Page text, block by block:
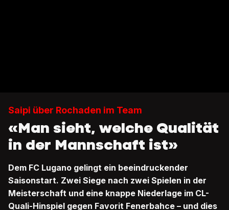
Saipi über Rochaden im Team
«Man sieht, welche Qualität
in der Mannschaft ist»
Dem FC Lugano gelingt ein beeindruckender
Saisonstart. Zwei Siege nach zwei Spielen in der
Meisterschaft und eine knappe Niederlage im CL-
Quali-Hinspiel gegen Favorit Fenerbahce – und dies